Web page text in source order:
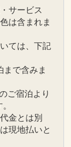
年9月
1-
サービス
は含まれま
ては、下記
で含みま
ご宿泊より
金とは別
現地払いと